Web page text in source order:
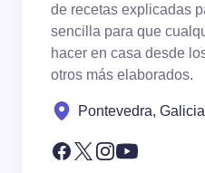
de recetas explicadas
sencilla para que
hacer en casa desde
otros más elaborados.
Pontevedra, Galicia